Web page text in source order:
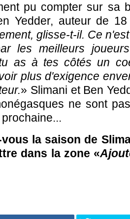
pu compter sur sa
Yedder, auteur de
glisse-t-il. Ce
les meilleurs
as à tes côtés un
plus d'exigence
» Slimani et Ben
ne sont
la saison de
dans la zone «